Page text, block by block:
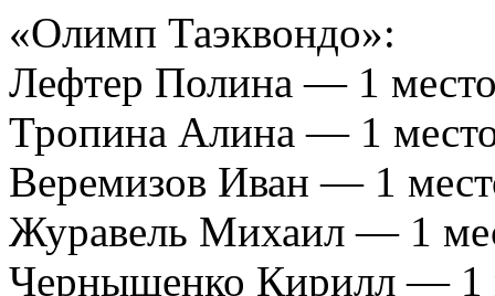
«Олимп Таэквондо»:
Лефтер Полина — 1 место
Тропина Алина — 1
Веремизов Иван — 1
Журавель Михаил — 1
Чернышенко Кирилл — 1